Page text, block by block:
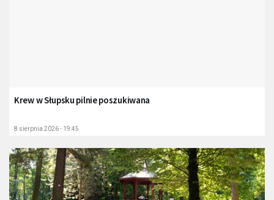
Krew w Słupsku pilnie poszukiwana
8 sierpnia 2026 - 19:45